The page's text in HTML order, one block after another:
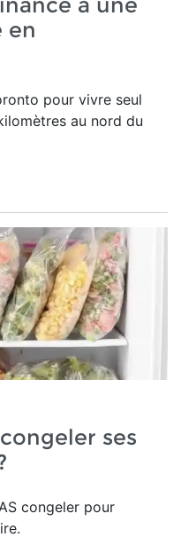
en
pour vivre seul
au nord du
ses
congeler pour